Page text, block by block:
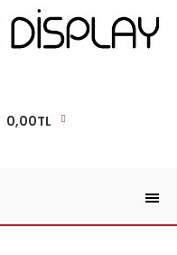
0,00TL